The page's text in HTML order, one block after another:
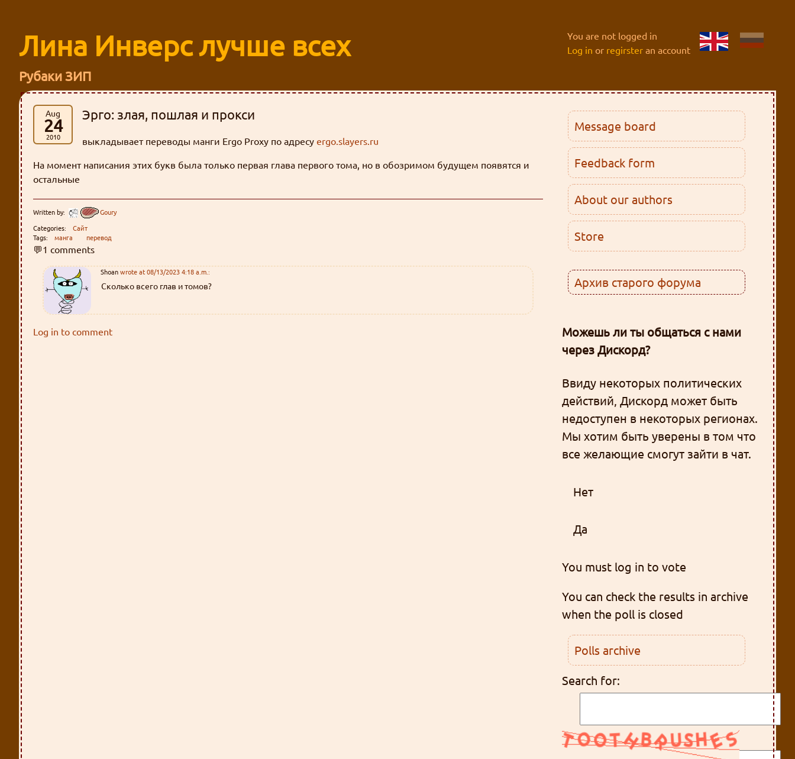
Лина Инверс лучше всех
Рубаки ЗИП
You are not logged in
Log in or regirsteran account
Aug
24
2010
Эрго: злая, пошлая и прокси
выкладывает переводы манги Ergo Proxy по адресуergo.slayers.ru
На момент написания этих букв была только первая глава первого тома, но в обозримом будущем появятся и
остальные
Written by:
Goury
Categories:
Сайт
Tags:
манга перевод
💬1 comments
Shoanwrote at 08/13/2023 4:18 a.m.:
Сколько всего глав и томов?
Log in to comment
Message board
Feedback form
About our authors
Store
Архив старого форума
Можешь ли ты общаться с нами
через Дискорд?
Ввиду некоторых политических
действий, Дискорд может быть
недоступен в некоторых регионах.
Мы хотим быть уверены в том что
все желающие смогут зайти в чат.
Нет
Да
You must log in to vote
You can check the results in archive
when the poll is closed
Polls archive
Search for: